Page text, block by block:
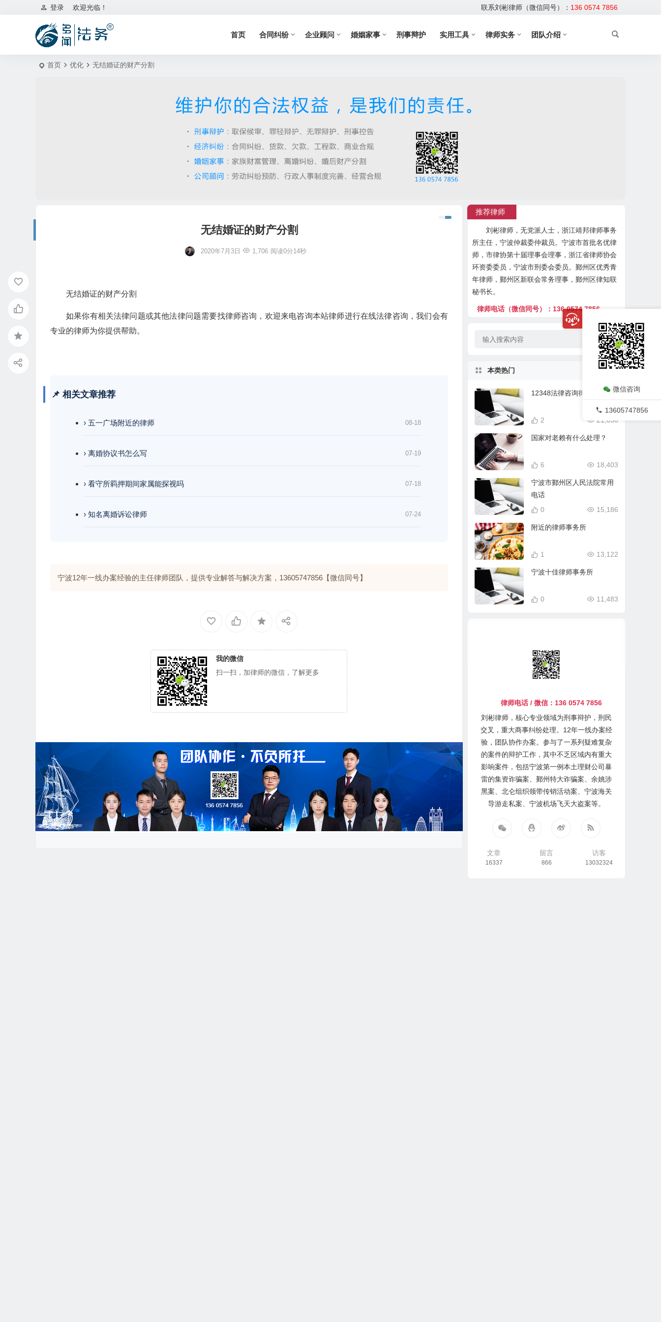
欢迎光临！
登录 联系刘彬律师（微信同号）： 136 0574 7856
首页 合同纠纷 企业顾问 婚姻家事 刑事辩护 实用工具 律师实务 团队介绍
首页 优化 无结婚证的财产分割
无结婚证的财产分割
2020年7月3日 1,706 阅读0分14秒
无结婚证的财产分割
如果你有相关法律问题或其他法律问题需要找律师咨询，欢迎来电咨询本站律师进行在线法律咨询，我们会有
专业的律师为你提供帮助。
📌 相关文章推荐
› 五一广场附近的律师 08-18
› 离婚协议书怎么写 07-19
› 看守所羁押期间家属能探视吗 07-18
› 知名离婚诉讼律师 07-24
宁波12年一线办案经验的主任律师团队，提供专业解答与解决方案，13605747856【微信同号】
我的微信
扫一扫，加律师的微信，了解更多
推荐律师
刘彬律师，无党派人士，浙江靖邦律师事务
所主任，宁波仲裁委仲裁员。宁波市首批名优律
师，市律协第十届理事会理事，浙江省律师协会
环资委委员，宁波市刑委会委员。鄞州区优秀青
年律师，鄞州区新联会常务理事，鄞州区律知联
秘书长。
律师电话（微信同号）：136 0574 7856
本类热门
12348法律咨询律师在线
21,630
2
国家对老赖有什么处理？
18,403
6
宁波市鄞州区人民法院常用
电话
15,186
0
附近的律师事务所
13,122
1
宁波十佳律师事务所
11,483
0
律师电话 / 微信：136 0574 7856
刘彬律师，核心专业领域为刑事辩护，刑民
交叉，重大商事纠纷处理。12年一线办案经
验，团队协作办案。参与了一系列疑难复杂
的案件的辩护工作，其中不乏区域内有重大
影响案件，包括宁波第一例本土理财公司暴
雷的集资诈骗案、鄞州特大诈骗案、余姚涉
黑案、北仑组织领带传销活动案、宁波海关
导游走私案、宁波机场飞天大盗案等。
文章
16337
留言
866
访客
13032324
微信咨询
13605747856